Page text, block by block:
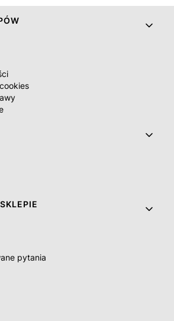
pytania